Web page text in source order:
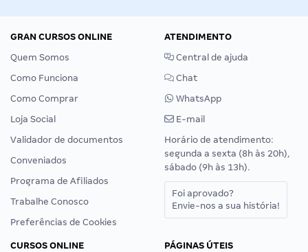
GRAN CURSOS ONLINE
Quem Somos
Como Funciona
Como Comprar
Loja Social
Validador de documentos
Conveniados
Programa de Afiliados
Trabalhe Conosco
Preferências de Cookies
ATENDIMENTO
Central de ajuda
Chat
WhatsApp
E-mail
Horário de atendimento:
segunda a sexta (8h às 20h),
sábado (9h às 13h).
Foi aprovado?
Envie-nos a sua história!
CURSOS ONLINE
PÁGINAS ÚTEIS